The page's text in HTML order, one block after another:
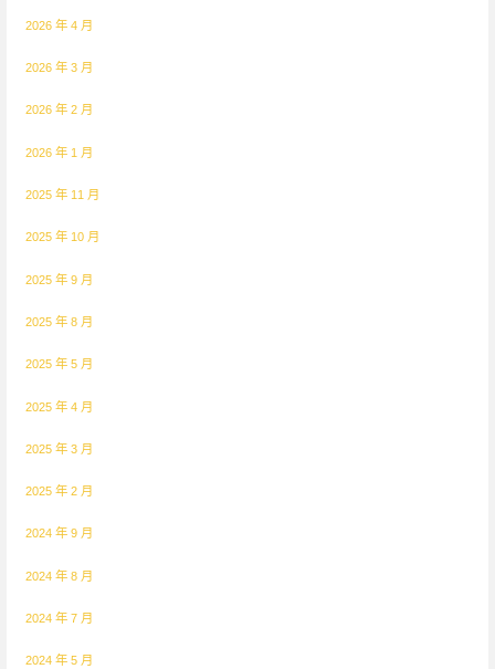
2026 年 4 月
2026 年 3 月
2026 年 2 月
2026 年 1 月
2025 年 11 月
2025 年 10 月
2025 年 9 月
2025 年 8 月
2025 年 5 月
2025 年 4 月
2025 年 3 月
2025 年 2 月
2024 年 9 月
2024 年 8 月
2024 年 7 月
2024 年 5 月